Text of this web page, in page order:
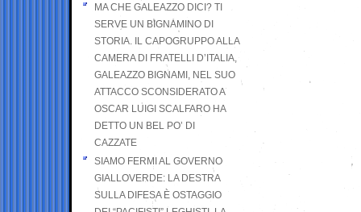
MA CHE GALEAZZO DICI? TI
SERVE UN BIGNAMINO DI
STORIA. IL CAPOGRUPPO ALLA
CAMERA DI FRATELLI D’ITALIA,
GALEAZZO BIGNAMI, NEL SUO
ATTACCO SCONSIDERATO A
OSCAR LUIGI SCALFARO HA
DETTO UN BEL PO’ DI
CAZZATE
SIAMO FERMI AL GOVERNO
GIALLOVERDE: LA DESTRA
SULLA DIFESA È OSTAGGIO